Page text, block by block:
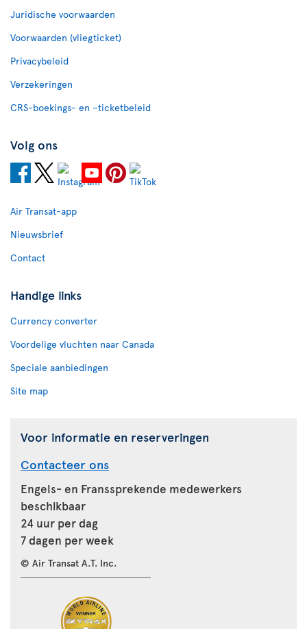
Juridische voorwaarden
Voorwaarden (vliegticket)
Privacybeleid
Verzekeringen
CRS-boekings- en –ticketbeleid
Volg ons
Air Transat-app
Nieuwsbrief
Contact
Handige links
Currency converter
Voordelige vluchten naar Canada
Speciale aanbiedingen
Site map
Voor informatie en reserveringen
Contacteer ons
Engels- en Franssprekende medewerkers
beschikbaar
24 uur per dag
7 dagen per week
© Air Transat A.T. Inc.